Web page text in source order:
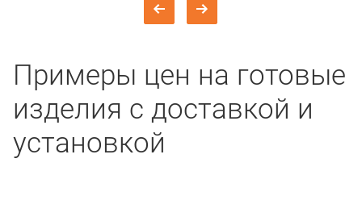
Примеры цен на готовые
изделия с доставкой и
установкой